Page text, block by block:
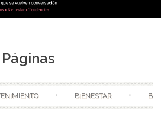
Páginas
BIENESTAR